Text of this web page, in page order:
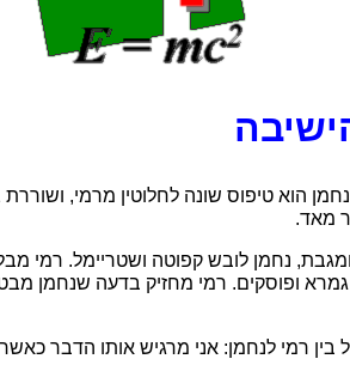
הוא טיפוס שונה לחלוטין מרמי,
מאד.
נחמן לובש קפוטה ושטריימל. רמי
ופוסקים. רמי מחזיק בדעה שנחמן
בין רמי לנחמן: אני מרגיש אותו הדבר